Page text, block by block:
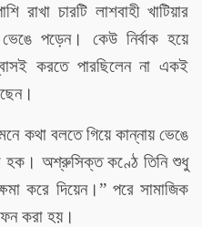
রাখা চারটি লাশবাহী খাটিয়ার
পড়েন। কেউ নির্বাক হয়ে
করতে পারছিলেন না একই
কথা বলতে গিয়ে কান্নায় ভেঙে
হক। অশ্রুসিক্ত কণ্ঠে তিনি শুধু
করে দিয়েন।”পরে সামাজিক
করা হয়।